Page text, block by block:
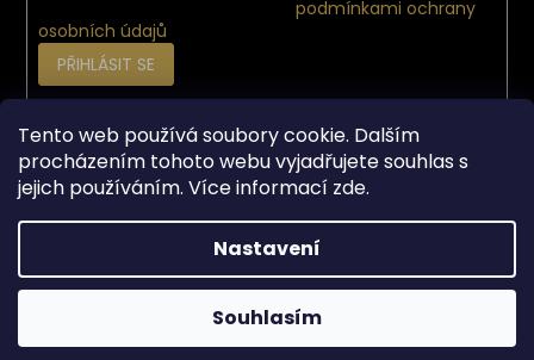
Tento web používá soubory cookie. Dalším
procházením tohoto webu vyjadřujete souhlas s
jejich používáním. Více informací zde.
Nastavení
Souhlasím
podmínkami ochrany
osobních údajů
PŘIHLÁSIT SE
Vše o nákupu
Doprava
Reklamace